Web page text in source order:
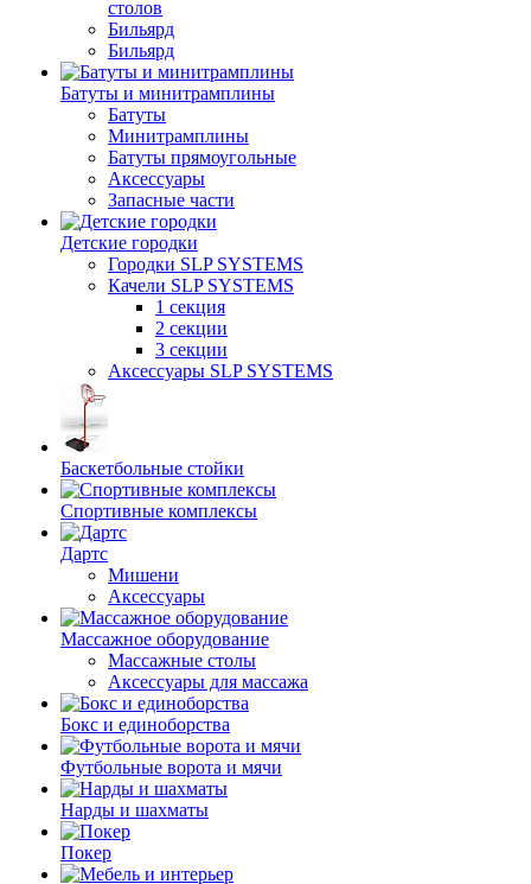
столов
Бильяpд
Бильяpд
Батуты и минитрамплины
Батуты
Минитрамплины
Батуты прямоугольные
Аксессуары
Запасные части
Детские городки
Городки SLP SYSTEMS
Качели SLP SYSTEMS
1 секция
2 секции
3 секции
Аксессуары SLP SYSTEMS
Баскетбольные стойки
Спортивные комплексы
Дартс
Мишени
Аксессуары
Массажное оборудование
Массажные столы
Аксессуары для массажа
Бокс и единоборства
Футбольные ворота и мячи
Нарды и шахматы
Покер